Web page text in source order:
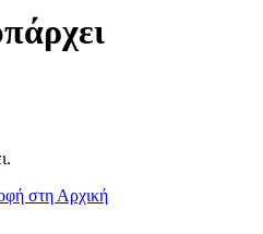
στη Αρχική